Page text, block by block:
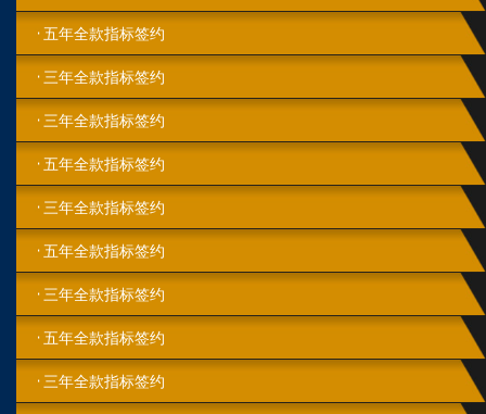
五年全款指标签约
三年全款指标签约
三年全款指标签约
五年全款指标签约
三年全款指标签约
五年全款指标签约
三年全款指标签约
五年全款指标签约
三年全款指标签约